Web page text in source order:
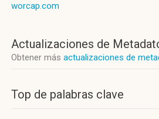
worcap.com
Actualizaciones de
Obtener más actualizaciones de
Top de palabras clave